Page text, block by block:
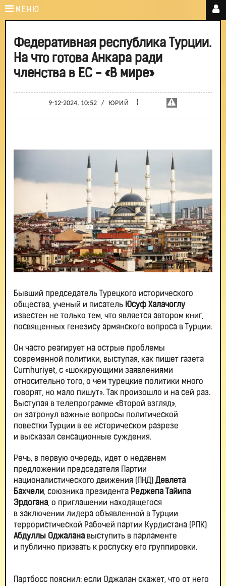
МЕНЮ
Федеративная республика Турции.
На что готова Анкара ради
членства в ЕС - «В мире»
9-12-2024, 10:52 / ЮРИЙ ¦
Бывший председатель Турецкого исторического
общества, ученый и писатель Юсуф Халачоглу
известен не только тем, что является автором книг,
посвященных генезису армянского вопроса в Турции.
Он часто реагирует на острые проблемы
современной политики, выступая, как пишет газета
Cumhuriyet, с «шокирующими заявлениями
относительно того, о чем турецкие политики много
говорят, но мало пишут». Так произошло и на сей раз.
Выступая в телепрограмме «Второй взгляд»,
он затронул важные вопросы политической
повестки Турции в ее историческом разрезе
и высказал сенсационные суждения.
Речь, в первую очередь, идет о недавнем
предложении председателя Партии
националистического движения (ПНД) Девлета
Бахчели, союзника президента Реджепа Тайипа
Эрдогана, о приглашении находящегося
в заключении лидера объявленной в Турции
террористической Рабочей партии Курдистана (РПК)
Абдуллы Оджалана выступить в парламенте
и публично призвать к роспуску его группировки.
Партбосс пояснил: если Оджалан скажет, что от него